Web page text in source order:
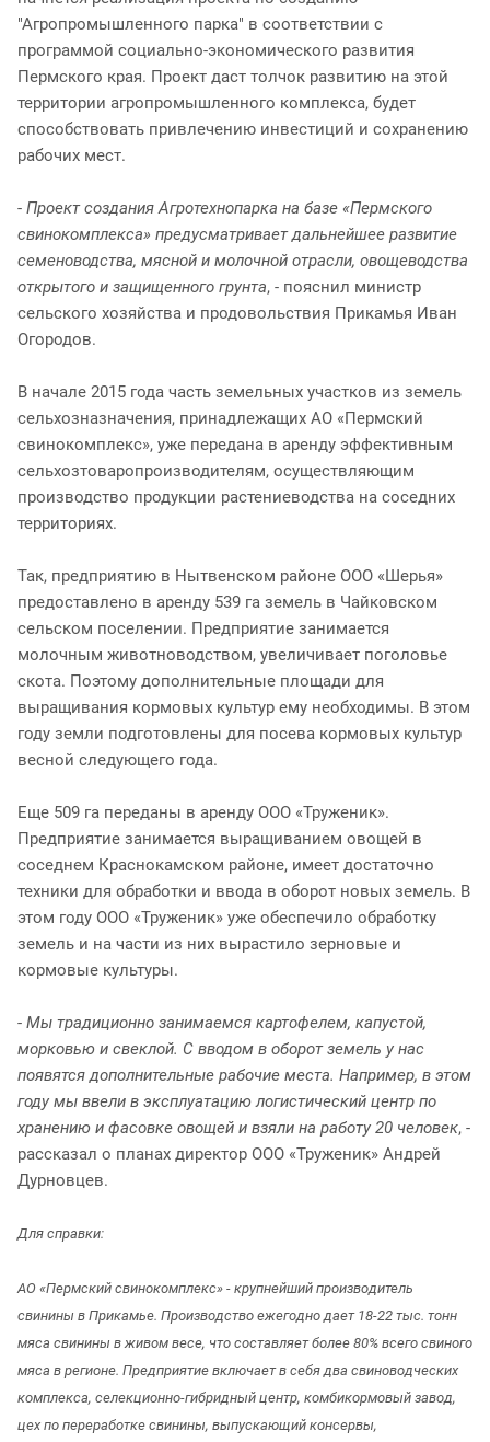
"Агропромышленного парка" в соответствии с
программой социально-экономического развития
Пермского края. Проект даст толчок развитию на этой
территории агропромышленного комплекса, будет
способствовать привлечению инвестиций и сохранению
рабочих мест.
- Проект создания Агротехнопарка на базе «Пермского
свинокомплекса» предусматривает дальнейшее развитие
семеноводства, мясной и молочной отрасли, овощеводства
открытого и защищенного грунта, - пояснил министр
сельского хозяйства и продовольствия Прикамья Иван
Огородов.
В начале 2015 года часть земельных участков из земель
сельхозназначения, принадлежащих АО «Пермский
свинокомплекс», уже передана в аренду эффективным
сельхозтоваропроизводителям, осуществляющим
производство продукции растениеводства на соседних
территориях.
Так, предприятию в Нытвенском районе ООО «Шерья»
предоставлено в аренду 539 га земель в Чайковском
сельском поселении. Предприятие занимается
молочным животноводством, увеличивает поголовье
скота. Поэтому дополнительные площади для
выращивания кормовых культур ему необходимы. В этом
году земли подготовлены для посева кормовых культур
весной следующего года.
Еще 509 га переданы в аренду ООО «Труженик».
Предприятие занимается выращиванием овощей в
соседнем Краснокамском районе, имеет достаточно
техники для обработки и ввода в оборот новых земель. В
этом году ООО «Труженик» уже обеспечило обработку
земель и на части из них вырастило зерновые и
кормовые культуры.
- Мы традиционно занимаемся картофелем, капустой,
морковью и свеклой. С вводом в оборот земель у нас
появятся дополнительные рабочие места. Например, в этом
году мы ввели в эксплуатацию логистический центр по
хранению и фасовке овощей и взяли на работу 20 человек, -
рассказал о планах директор ООО «Труженик» Андрей
Дурновцев.
Для справки:
АО «Пермский свинокомплекс» - крупнейший производитель
свинины в Прикамье. Производство ежегодно дает 18-22 тыс. тонн
мяса свинины в живом весе, что составляет более 80% всего свиного
мяса в регионе. Предприятие включает в себя два свиноводческих
комплекса, селекционно-гибридный центр, комбикормовый завод,
цех по переработке свинины, выпускающий консервы,